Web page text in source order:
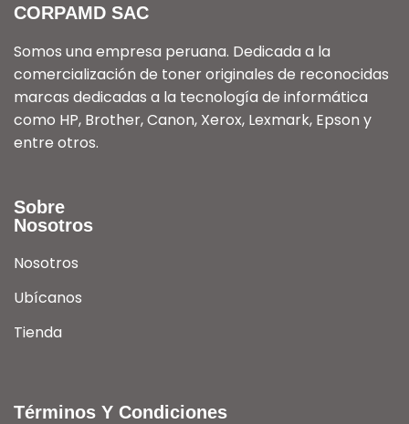
CORPAMD SAC
Somos una empresa peruana. Dedicada a la
comercialización de toner originales de reconocidas
marcas dedicadas a la tecnología de informática
como HP, Brother, Canon, Xerox, Lexmark, Epson y
entre otros.
Sobre
Nosotros
Nosotros
Ubícanos
Tienda
Términos Y Condiciones